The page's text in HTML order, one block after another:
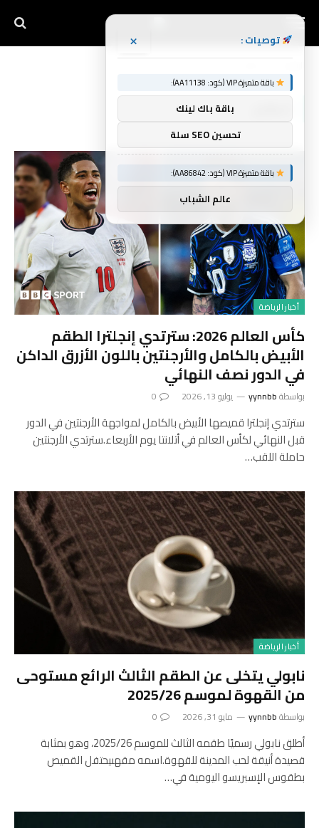
أخبار الرياضة
كأس العالم 2026: سترتدي إنجلترا الطقم
الأبيض بالكامل والأرجنتين باللون الأزرق الداكن
في الدور نصف النهائي
بواسطةyynnbb يوليو 13, 2026 0
سترتدي إنجلترا قميصها الأبيض بالكامل لمواجهة الأرجنتين في الدور
قبل النهائي لكأس العالم في أتلانتا يوم الأربعاء.سترتدي الأرجنتين
حاملة اللقب…
أخبار الرياضة
نابولي يتخلى عن الطقم الثالث الرائع مستوحى
من القهوة لموسم 2025/26
بواسطةyynnbb مايو 31, 2026 0
أطلق نابولي رسميًا طقمه الثالث للموسم 2025/26، وهو بمثابة
قصيدة أنيقة لحب المدينة للقهوة.اسمه مقهىيحتفل القميص
بطقوس الإسبريسو اليومية في…
توصيات : ×
باقة متميزة VIP (كود: AA11138):
باقة باك لينك
تحسين SEO سلة
باقة متميزة VIP (كود: AA86842):
عالم الشباب